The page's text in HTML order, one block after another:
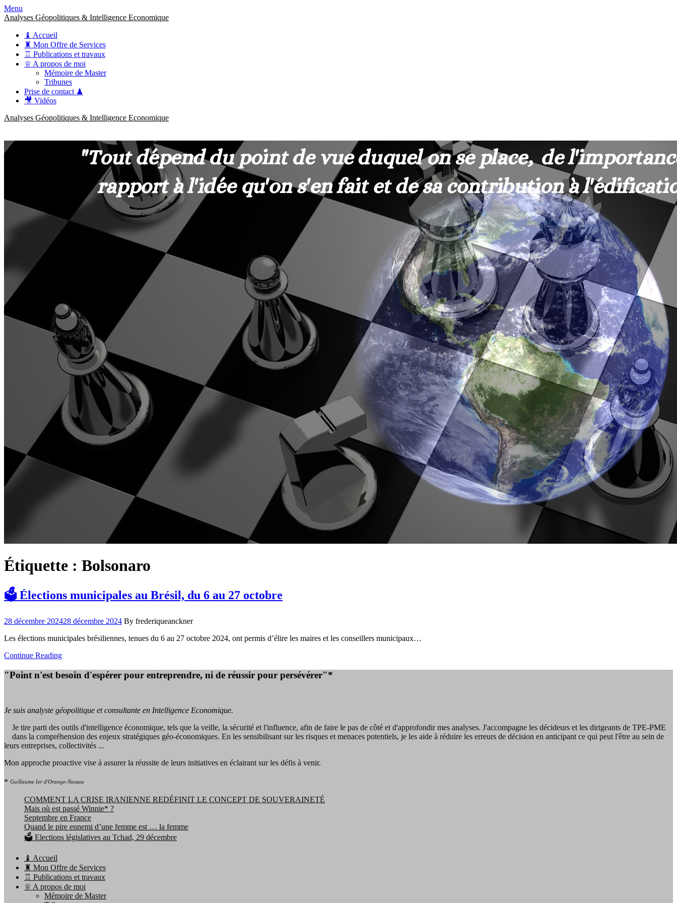
Menu
Analyses Géopolitiques & Intelligence Economique
♝ Accueil
♜ Mon Offre de Services
♖ Publications et travaux
♕ A propos de moi
Mémoire de Master
Tribunes
Prise de contact ♟
🎥 Vidéos
Analyses Géopolitiques & Intelligence Economique
Étiquette : Bolsonaro
🗳️ Élections municipales au Brésil, du 6 au 27 octobre
28 décembre 202428 décembre 2024 By frederiqueanckner
Les élections municipales brésiliennes, tenues du 6 au 27 octobre 2024, ont permis d’élire les maires et les conseillers municipaux…
Continue Reading
"Point n'est besoin d'espérer pour entreprendre, ni de réussir pour persévérer"*
Je suis analyste géopolitique et consultante en Intelligence Economique.
Je tire parti des outils d'intelligence économique, tels que la veille, la sécurité et l'influence, afin de faire le pas de côté et d'approfondir mes analyses. J'accompagne les décideurs et les dirigeants de TPE-PME
dans la compréhension des enjeux stratégiques géo-économiques. En les sensibilisant sur les risques et menaces potentiels, je les aide à réduire les erreurs de décision en anticipant ce qui peut l'être au sein de
leurs entreprises, collectivités ...
Mon approche proactive vise à assurer la réussite de leurs initiatives en éclairant sur les défis à venir.
* Guillaume Ier d'Orange-Nassau
COMMENT LA CRISE IRANIENNE REDÉFINIT LE CONCEPT DE SOUVERAINETÉ
Mais où est passé Winnie* ?
Septembre en France
Quand le pire ennemi d’une femme est … la femme
🗳️ Elections législatives au Tchad, 29 décembre
♝ Accueil
♜ Mon Offre de Services
♖ Publications et travaux
♕ A propos de moi
Mémoire de Master